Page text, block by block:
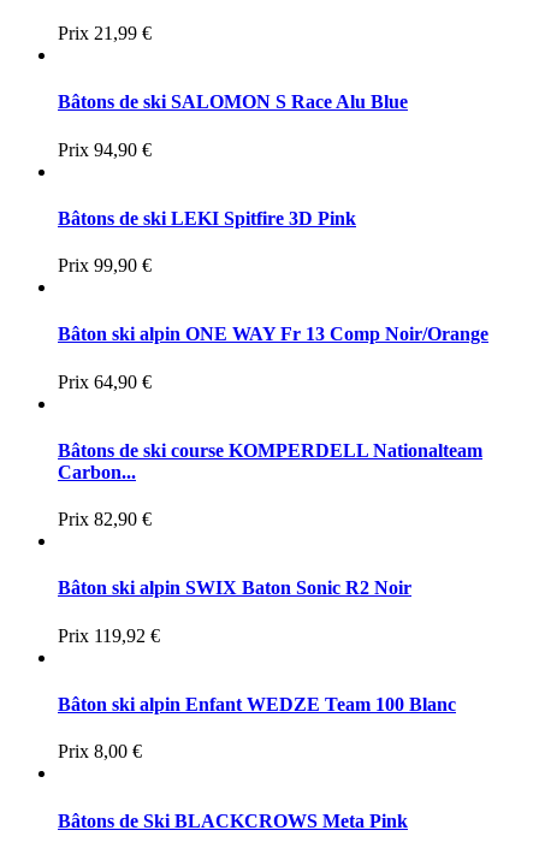
Prix 21,99 €
Bâtons de ski SALOMON S Race Alu Blue
Prix 94,90 €
Bâtons de ski LEKI Spitfire 3D Pink
Prix 99,90 €
Bâton ski alpin ONE WAY Fr 13 Comp Noir/Orange
Prix 64,90 €
Bâtons de ski course KOMPERDELL Nationalteam
Carbon...
Prix 82,90 €
Bâton ski alpin SWIX Baton Sonic R2 Noir
Prix 119,92 €
Bâton ski alpin Enfant WEDZE Team 100 Blanc
Prix 8,00 €
Bâtons de Ski BLACKCROWS Meta Pink